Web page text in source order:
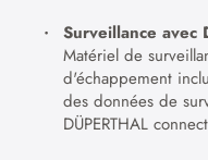
Surveillance avec
Matériel de
d'échappement
des données de
DÜPERTHAL